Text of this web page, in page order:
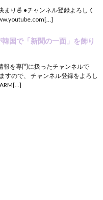
まり🍜 ●チャンネル登録よろしく
国で「新聞の一面」を飾り
報を専門に扱ったチャンネルで
すので、 チャンネル登録をよろし